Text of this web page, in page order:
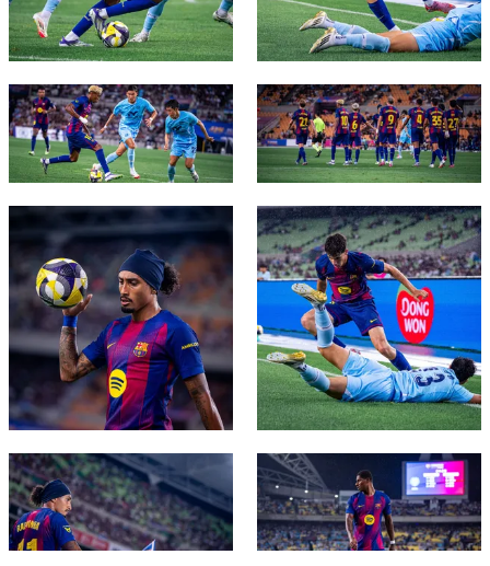
FC Barcelona club badge
FC Barcelona club badge
FC Barcelona club badge
FC Barcelona club badge
FC Barcelona club badge
FC Barcelona club badge